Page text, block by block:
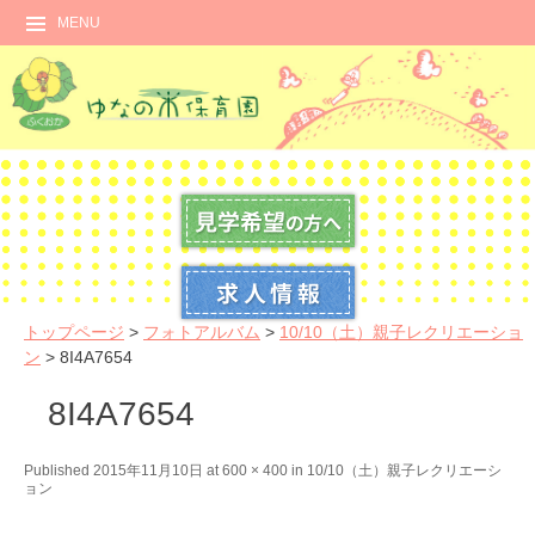
MENU
トップページ > フォトアルバム > 10/10（土）親子レクリエーショ
ン > 8I4A7654
8I4A7654
Published 2015年11月10日 at 600 × 400 in 10/10（土）親子レクリエーシ
ョン
←
P
N
e